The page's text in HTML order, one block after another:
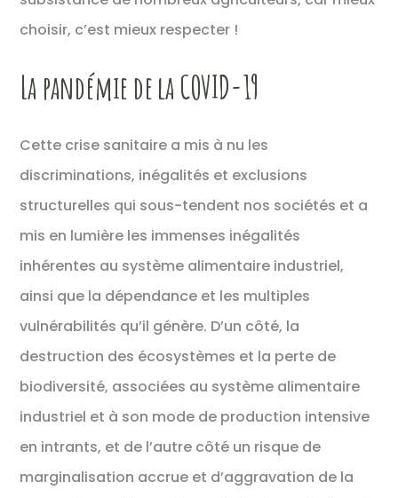
choisir, c’est mieux respecter !
La pandémie de la COVID-19
Cette crise sanitaire a mis à nu les
discriminations, inégalités et exclusions
structurelles qui sous-tendent nos sociétés et a
mis en lumière les immenses inégalités
inhérentes au système alimentaire industriel,
ainsi que la dépendance et les multiples
vulnérabilités qu’il génère. D’un côté, la
destruction des écosystèmes et la perte de
biodiversité, associées au système alimentaire
industriel et à son mode de production intensive
en intrants, et de l’autre côté un risque de
marginalisation accrue et d’aggravation de la